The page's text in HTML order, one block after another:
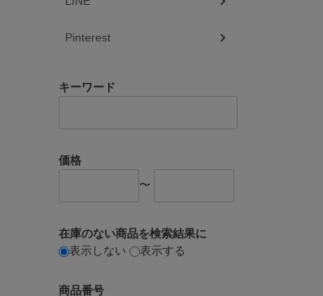
Pinterest
キーワード
価格
〜
在庫のない商品を検索結果に
表示しない
表示する
商品番号